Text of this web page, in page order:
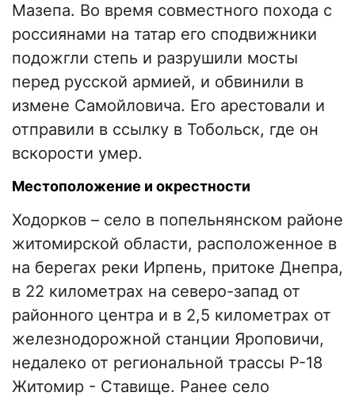
Мазепа. Во время совместного похода с
россиянами на татар его сподвижники
подожгли степь и разрушили мосты
перед русской армией, и обвинили в
измене Самойловича. Его арестовали и
отправили в ссылку в Тобольск, где он
вскорости умер.
Местоположение и окрестности
Ходорков – село в попельнянском районе
житомирской области, расположенное в
на берегах реки Ирпень, притоке Днепра,
в 22 километрах на северо-запад от
районного центра и в 2,5 километрах от
железнодорожной станции Яроповичи,
недалеко от региональной трассы Р-18
Житомир - Ставище. Ранее село